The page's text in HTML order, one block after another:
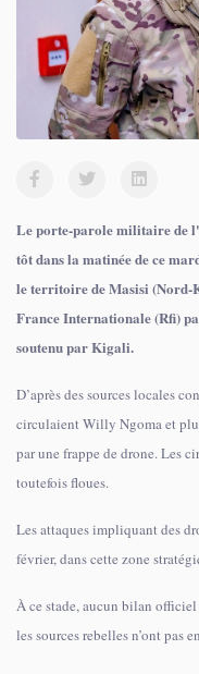
Le porte-parole militaire de
tôt dans la matinée de ce
le territoire de Masisi (Nord-
France Internationale (Rfi)
soutenu par Kigali.
D’après des sources locales
circulaient Willy Ngoma et
par une frappe de drone. Les
toutefois floues.
Les attaques impliquant des
février, dans cette zone
À ce stade, aucun bilan
les sources rebelles n’ont pas